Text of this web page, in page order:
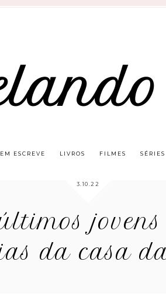
ESCREVE LIVROS FILMES SÉRIES
3.10.22
da casa